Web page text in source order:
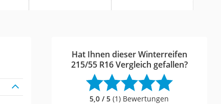
Hat Ihnen dieser Winterreifen
215/55 R16 Vergleich gefallen?
5,0 / 5 (1) Bewertungen